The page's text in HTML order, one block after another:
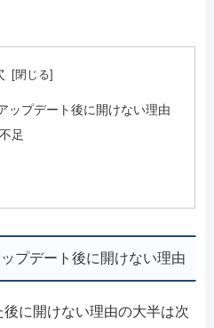
ップデート後に開けない理由
足
プデート後に開けない理由
に開けない理由の大半は次